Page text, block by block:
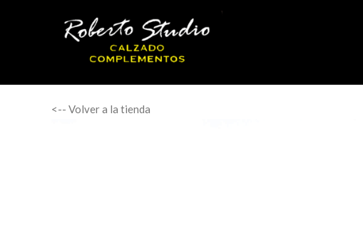
<-- Volver a la tienda